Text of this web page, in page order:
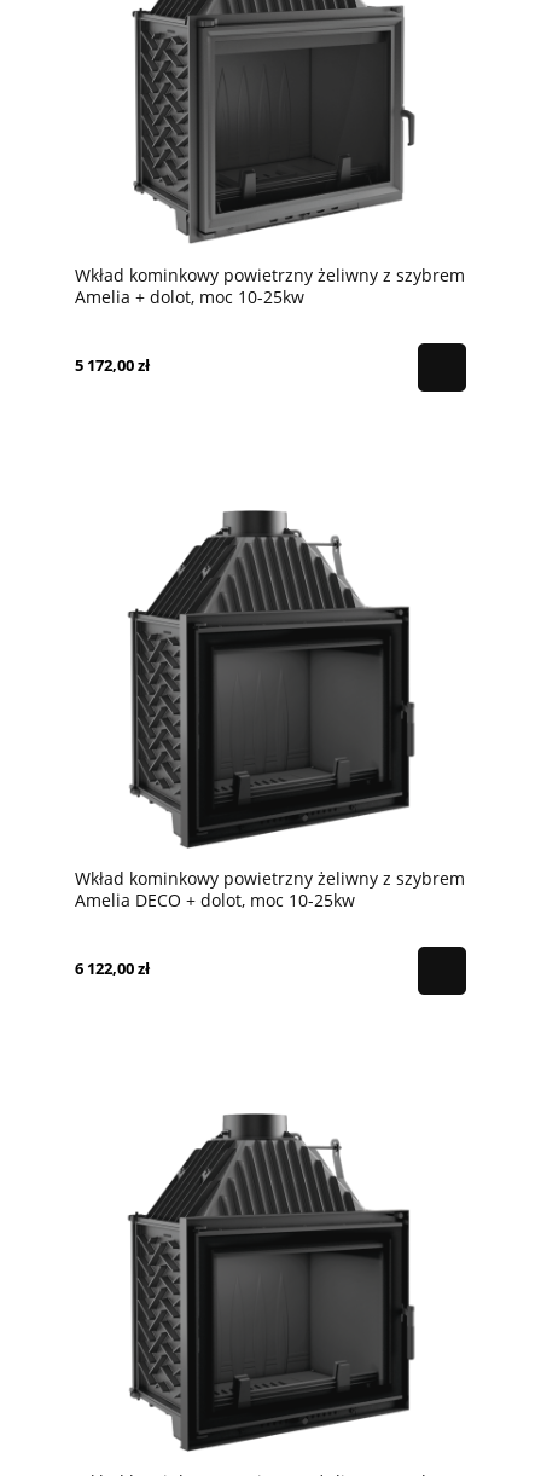
Wkład kominkowy powietrzny żeliwny z szybrem
Amelia + dolot, moc 10-25kw
5 172,00 zł
Wkład kominkowy powietrzny żeliwny z szybrem
Amelia DECO + dolot, moc 10-25kw
6 122,00 zł